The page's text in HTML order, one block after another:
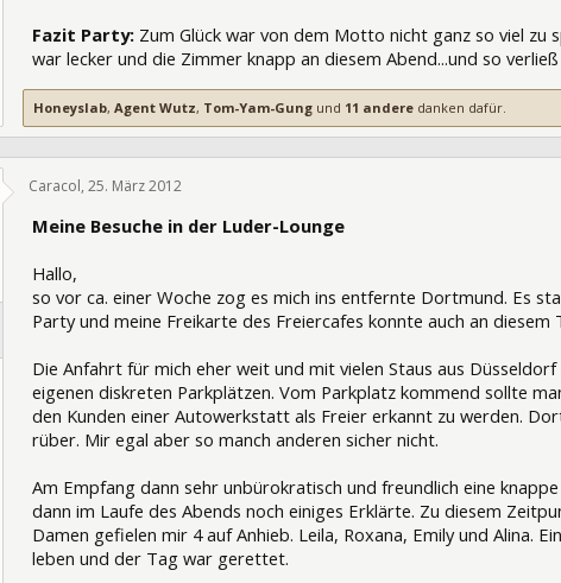
Fazit Party: Zum Glück war von dem Motto nicht ganz so viel
war lecker und die Zimmer knapp an diesem Abend...und so
Honeyslab, Agent Wutz, Tom-Yam-Gung und 11 andere danken dafür.
Caracol, 25. März 2012
Meine Besuche in der Luder-Lounge
Hallo,
so vor ca. einer Woche zog es mich ins entfernte Dortmund. Es
Party und meine Freikarte des Freiercafes konnte auch an
Die Anfahrt für mich eher weit und mit vielen Staus aus
eigenen diskreten Parkplätzen. Vom Parkplatz kommend sollte
den Kunden einer Autowerkstatt als Freier erkannt zu werden.
rüber. Mir egal aber so manch anderen sicher nicht.
Am Empfang dann sehr unbürokratisch und freundlich eine
dann im Laufe des Abends noch einiges Erklärte. Zu diesem
Damen gefielen mir 4 auf Anhieb. Leila, Roxana, Emily und Alina.
leben und der Tag war gerettet.